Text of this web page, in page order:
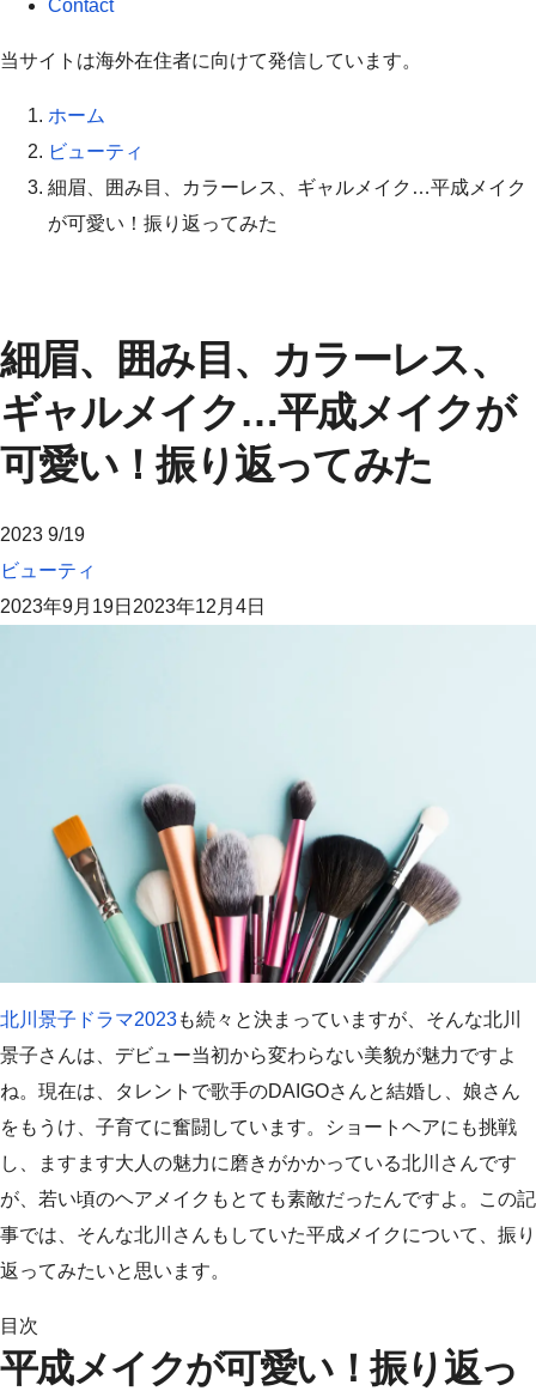
Contact
当サイトは海外在住者に向けて発信しています。
ホーム
ビューティ
細眉、囲み目、カラーレス、ギャルメイク…平成メイク
が可愛い！振り返ってみた
細眉、囲み目、カラーレス、
ギャルメイク…平成メイクが
可愛い！振り返ってみた
2023 9/19
ビューティ
2023年9月19日 2023年12月4日
北川景子ドラマ2023も続々と決まっていますが、そんな北川
景子さんは、デビュー当初から変わらない美貌が魅力ですよ
ね。現在は、タレントで歌手のDAIGOさんと結婚し、娘さん
をもうけ、子育てに奮闘しています。ショートヘアにも挑戦
し、ますます大人の魅力に磨きがかかっている北川さんです
が、若い頃のヘアメイクもとても素敵だったんですよ。この記
事では、そんな北川さんもしていた平成メイクについて、振り
返ってみたいと思います。
目次
平成メイクが可愛い！振り返っ